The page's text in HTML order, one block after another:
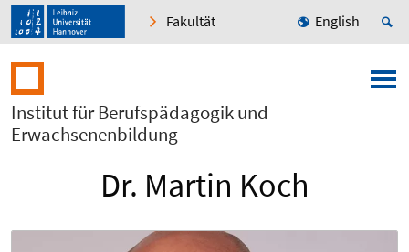
Fakultät English
Institut für Berufspädagogik und
Erwachsenenbildung
Dr. Martin Koch